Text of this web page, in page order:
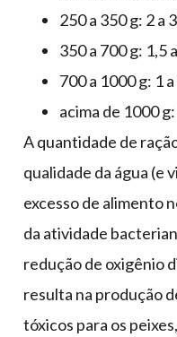
250 a 350 g: 2 a
350 a 700 g: 1,5
700 a 1000 g: 1
acima de 1000
A quantidade de
qualidade da água (e
excesso de alimento
da atividade
redução de oxigênio
resulta na produção
tóxicos para os